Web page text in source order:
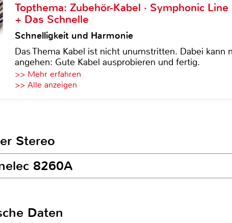
Topthema: Zubehör-Kabel · Symphonic
+ Das Schnelle
Schnelligkeit und Harmonie
Das Thema Kabel ist nicht unumstritten. Dabei kann
angehen: Gute Kabel ausprobieren und fertig.
>> Mehr erfahren
>> Alle anzeigen
Stereo
8260A
Daten